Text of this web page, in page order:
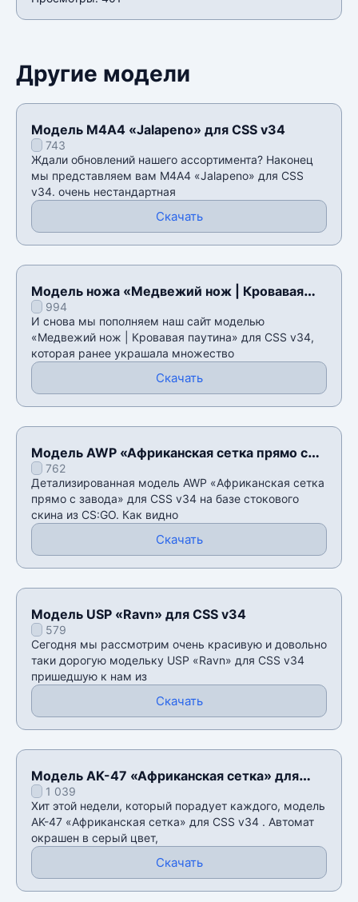
Другие модели
Модель М4А4 «Jalapeno» для CSS v34
743
Ждали обновлений нашего ассортимента? Наконец
мы представляем вам М4А4 «Jalapeno» для CSS
v34. очень нестандартная
Скачать
Модель ножа «Медвежий нож | Кровавая
паутина» для CSS v34
994
И снова мы пополняем наш сайт моделью
«Медвежий нож | Кровавая паутина» для CSS v34,
которая ранее украшала множество
Скачать
Модель AWP «Африканская сетка прямо с
завода» для CSS v34
762
Детализированная модель AWP «Африканская сетка
прямо с завода» для CSS v34 на базе стокового
скина из CS:GO. Как видно
Скачать
Модель USP «Ravn» для CSS v34
579
Сегодня мы рассмотрим очень красивую и довольно
таки дорогую модельку USP «Ravn» для CSS v34
пришедшую к нам из
Скачать
Модель AK-47 «Африканская сетка» для
CSS v34
1 039
Хит этой недели, который порадует каждого, модель
AK-47 «Африканская сетка» для CSS v34 . Автомат
окрашен в серый цвет,
Скачать